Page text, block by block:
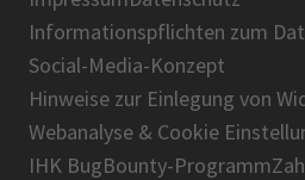
IHK-Magazin
DIHK
AHK
IHK-Standortportal
Informationspflichten zum
Social-Media-Konzept
Hinweise zur Einlegung von
Webanalyse & Cookie
IHK BugBounty-Programm